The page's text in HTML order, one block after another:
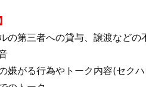
の第三者への貸与、譲渡などの
嫌がる行為やトーク内容(セク